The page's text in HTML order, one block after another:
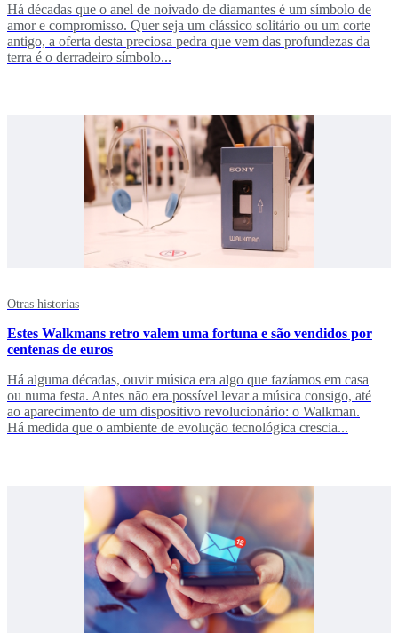
Há décadas que o anel de noivado de diamantes é um símbolo de
amor e compromisso. Quer seja um clássico solitário ou um corte
antigo, a oferta desta preciosa pedra que vem das profundezas da
terra é o derradeiro símbolo...
Otras historias
Estes Walkmans retro valem uma fortuna e são vendidos por
centenas de euros
Há alguma décadas, ouvir música era algo que fazíamos em casa
ou numa festa. Antes não era possível levar a música consigo, até
ao aparecimento de um dispositivo revolucionário: o Walkman.
Há medida que o ambiente de evolução tecnológica crescia...